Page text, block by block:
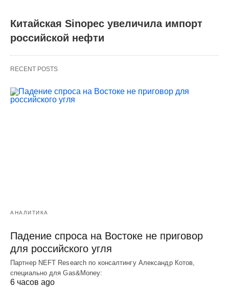
Китайская Sinopec увеличила импорт
российской нефти
RECENT POSTS
АНАЛИТИКА
Падение спроса на Востоке не приговор
для российского угля
Партнер NEFT Research по консалтингу Александр Котов,
специально для Gas&Money:
6 часов ago